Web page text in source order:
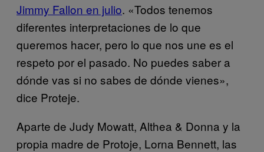
Jimmy Fallon en julio. «Todos tenemos
diferentes interpretaciones de lo que
queremos hacer, pero lo que nos une es el
respeto por el pasado. No puedes saber a
dónde vas si no sabes de dónde vienes»,
dice Proteje.
Aparte de Judy Mowatt, Althea & Donna y la
propia madre de Protoje, Lorna Bennett, las